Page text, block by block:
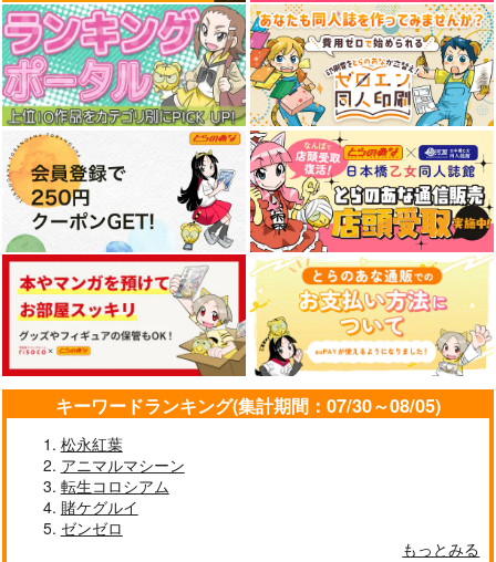
今日の一枚 2025
年 Vol.1
WhitePlanter
1,320 （税込）
サンプル
作品詳細
今日の一枚 2024
年 Vol.3
WhitePlanter
660円（税込）
サンプル
作品詳細
今日の一枚 2025
年 Vol.3
WhitePlanter
1,320円（税込）
サンプル
作品詳細
キーワードランキング(集計期間：07/30～08/05)
松永紅葉
アニマルマシーン
転生コロシアム
賭ケグルイ
ゼンゼロ
もっとみる